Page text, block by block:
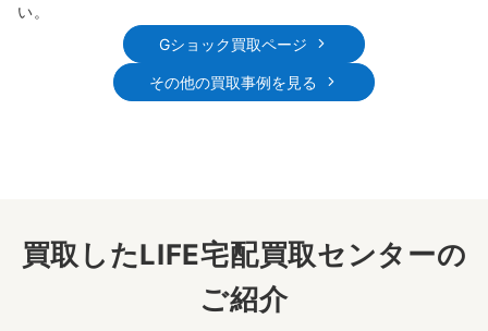
い。
Gショック買取ページ
その他の買取事例を見る
買取したLIFE宅配買取センターの
ご紹介